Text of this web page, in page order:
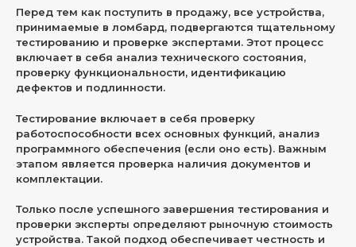
Перед тем как поступить в продажу, все устройства,
принимаемые в ломбард, подвергаются тщательному
тестированию и проверке экспертами. Этот процесс
включает в себя анализ технического состояния,
проверку функциональности, идентификацию
дефектов и подлинности.
Тестирование включает в себя проверку
работоспособности всех основных функций, анализ
программного обеспечения (если оно есть). Важным
этапом является проверка наличия документов и
комплектации.
Только после успешного завершения тестирования и
проверки эксперты определяют рыночную стоимость
устройства. Такой подход обеспечивает честность и